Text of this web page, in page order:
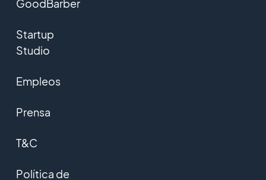
GoodBarber
Startup
Studio
Empleos
Prensa
T&C
Política de